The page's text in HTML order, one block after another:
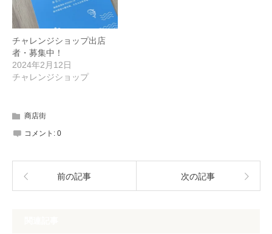
チャレンジショップ出店
者・募集中！
2024年2月12日
チャレンジショップ
商店街
コメント: 0
前の記事 次の記事